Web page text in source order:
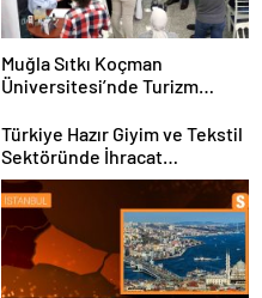
Muğla Sıtkı Koçman
Üniversitesi’nde Turizm
Buluştu
Türkiye Hazır Giyim ve Tekstil
Sektöründe İhracat
Hedeflerini Açıkladı